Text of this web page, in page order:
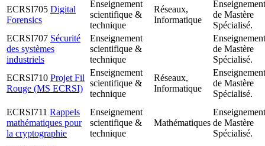
ECRSI705 Digital
Forensics
Enseignement
scientifique &
technique
Réseaux,
Informatique
Enseignement
de Mastère
Spécialisé.
ECRSI707 Sécurité
des systèmes
industriels
Enseignement
scientifique &
technique
Enseignement
de Mastère
Spécialisé.
ECRSI710 Projet Fil
Rouge (MS ECRSI)
Enseignement
scientifique &
technique
Réseaux,
Informatique
Enseignement
de Mastère
Spécialisé.
ECRSI711 Rappels
mathématiques pour
la cryptographie
Enseignement
scientifique &
technique
Mathématiques
Enseignement
de Mastère
Spécialisé.